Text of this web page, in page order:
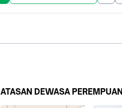
ATASAN DEWASA PEREMPUAN